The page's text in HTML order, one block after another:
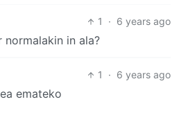
1 · 6 years ago
normalakin in ala?
1 · 6 years ago
emateko